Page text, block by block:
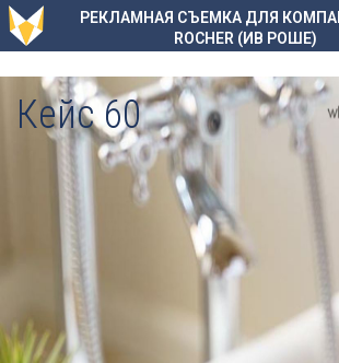
РЕКЛАМНАЯ СЪЕМКА ДЛЯ
ROCHER (ИВ РОШЕ)
Кейс 60